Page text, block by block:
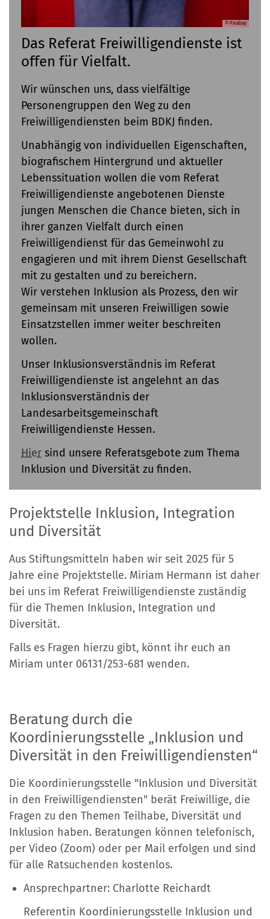
© Pixabay
Das Referat Freiwilligendienste ist
offen für Vielfalt.
Wir wünschen uns, dass vielfältige
Personengruppen den Weg zu den
Freiwilligendiensten beim BDKJ finden.
Unabhängig von individuellen Eigenschaften,
biografischem Hintergrund und aktueller
Lebenssituation wollen die vom Referat
Freiwilligendienste angebotenen Dienste
jungen Menschen die Chance bieten, sich in
ihrer ganzen Vielfalt durch einen
Freiwilligendienst für das Gemeinwohl zu
engagieren und mit ihrem Dienst Gesellschaft
mit zu gestalten und zu bereichern.
Wir verstehen Inklusion als Prozess, den wir
gemeinsam mit unseren Freiwilligen sowie
Einsatzstellen immer weiter beschreiten
wollen.
Unser Inklusionsverständnis im Referat
Freiwilligendienste ist angelehnt an das
Inklusionsverständnis der
Landesarbeitsgemeinschaft
Freiwilligendienste Hessen.
Hier sind unsere Referatsgebote zum Thema
Inklusion und Diversität zu finden.
Projektstelle Inklusion, Integration
und Diversität
Aus Stiftungsmitteln haben wir seit 2025 für 5
Jahre eine Projektstelle. Miriam Hermann ist daher
bei uns im Referat Freiwilligendienste zuständig
für die Themen Inklusion, Integration und
Diversität.
Falls es Fragen hierzu gibt, könnt ihr euch an
Miriam unter 06131/253-681 wenden.
Beratung durch die
Koordinierungsstelle „Inklusion und
Diversität in den Freiwilligendiensten“
Die Koordinierungsstelle "Inklusion und Diversität
in den Freiwilligendiensten" berät Freiwillige, die
Fragen zu den Themen Teilhabe, Diversität und
Inklusion haben. Beratungen können telefonisch,
per Video (Zoom) oder per Mail erfolgen und sind
für alle Ratsuchenden kostenlos.
Ansprechpartner: Charlotte Reichardt
Referentin Koordinierungsstelle Inklusion und